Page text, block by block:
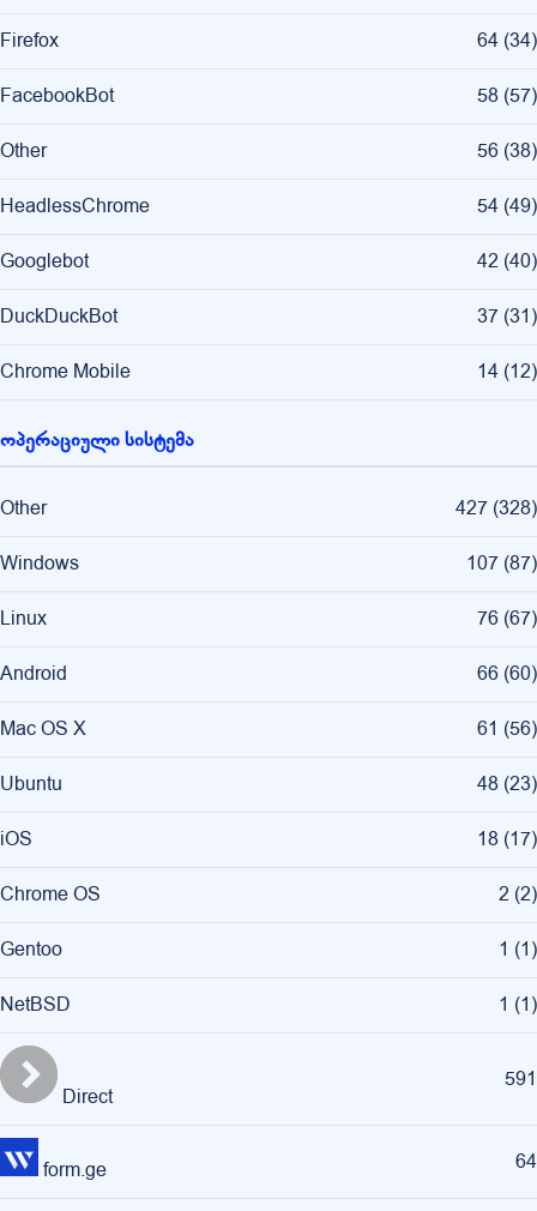
Firefox 64 (34)
FacebookBot 58 (57)
Other 56 (38)
HeadlessChrome 54 (49)
Googlebot 42 (40)
DuckDuckBot 37 (31)
Chrome Mobile 14 (12)
ოპერაციული სისტემა
Other 427 (328)
Windows 107 (87)
Linux 76 (67)
Android 66 (60)
Mac OS X 61 (56)
Ubuntu 48 (23)
iOS 18 (17)
Chrome OS 2 (2)
Gentoo 1 (1)
NetBSD 1 (1)
Direct
591
form.ge 64